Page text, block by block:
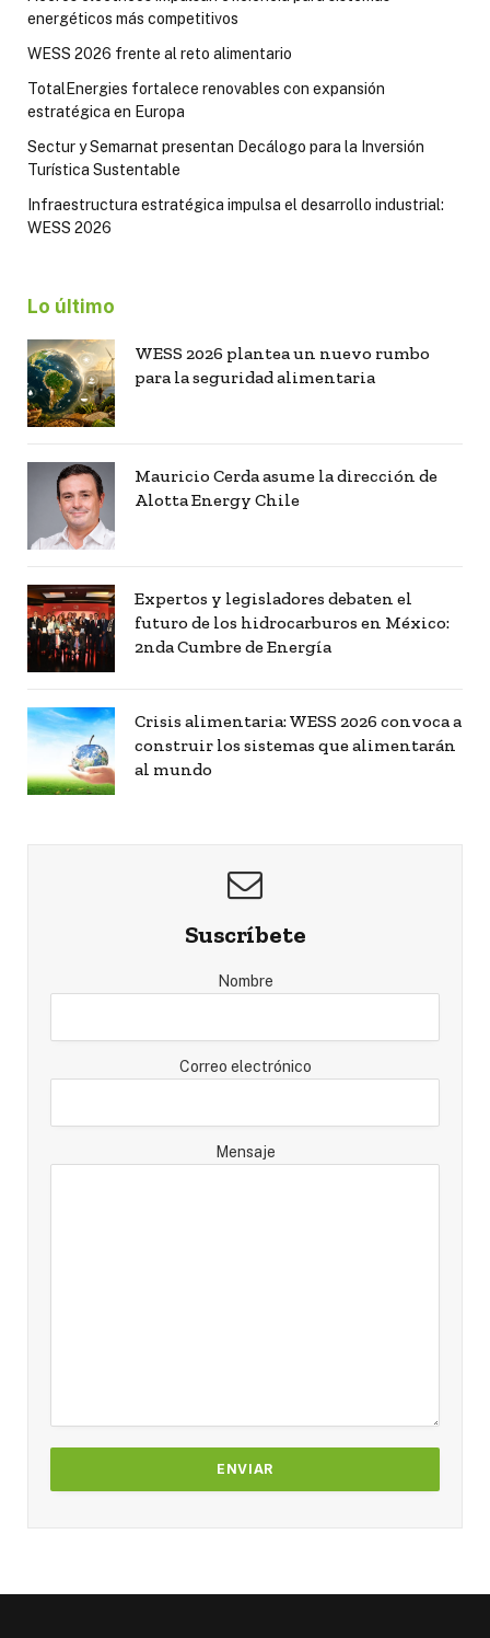
energéticos más competitivos
WESS 2026 frente al reto alimentario
TotalEnergies fortalece renovables con expansión
estratégica en Europa
Sectur y Semarnat presentan Decálogo para la Inversión
Turística Sustentable
Infraestructura estratégica impulsa el desarrollo industrial:
WESS 2026
Lo último
WESS 2026 plantea un nuevo rumbo
para la seguridad alimentaria
Mauricio Cerda asume la dirección de
Alotta Energy Chile
Expertos y legisladores debaten el
futuro de los hidrocarburos en México:
2nda Cumbre de Energía
Crisis alimentaria: WESS 2026 convoca a
construir los sistemas que alimentarán
al mundo
Suscríbete
Nombre
Correo electrónico
Mensaje